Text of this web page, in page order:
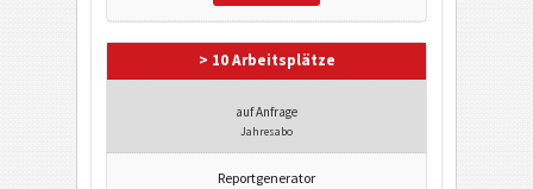
> 10 Arbeitsplätze
auf Anfrage
Jahresabo
Reportgenerator